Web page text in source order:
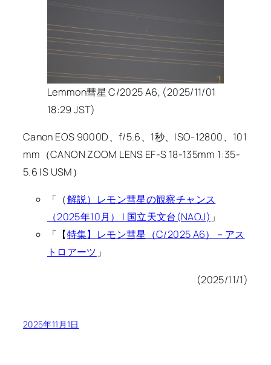
Lemmon彗星 C/2025 A6, (2025/11/01
18:29 JST)
Canon EOS 9000D、f/5.6、1秒、ISO-12800、101
mm（CANON ZOOM LENS EF-S 18-135mm 1:35-
5.6 IS USM）
「（解説）レモン彗星の観察チャンス
（2025年10月） | 国立天文台(NAOJ) 」
「【特集】レモン彗星（C/2025 A6） – アス
トロアーツ 」
(2025/11/1)
2025年11月1日